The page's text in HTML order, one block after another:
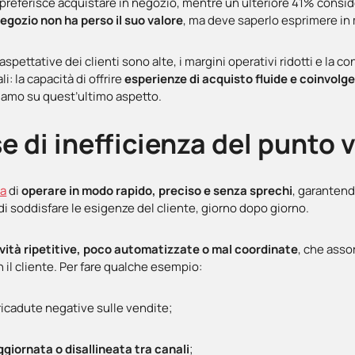
non ha perso il suo valore, ma deve saperlo esprimere
dei clienti sono alte, i margini operativi ridotti e la
la capacità di offrireesperienze di acquisto fluide e
su quest’ultimo aspetto.
di inefficienza del punto
dioperare in modo rapido, preciso e senza sprechi,
soddisfare le esigenze del cliente, giorno dopo giorno.
ripetitive, poco automatizzate o mal coordinate, che
cliente. Per fare qualche esempio:
negative sulle vendite;
o disallineata tra canali;